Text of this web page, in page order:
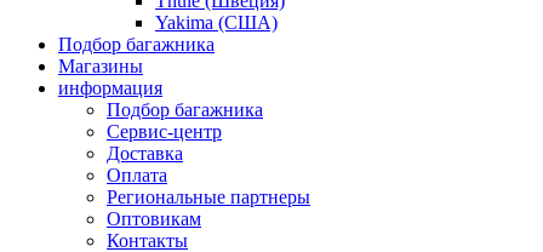
Yakima (США)
Подбор багажника
Магазины
информация
Подбор багажника
Сервис-центр
Доставка
Оплата
Региональные партнеры
Оптовикам
Контакты